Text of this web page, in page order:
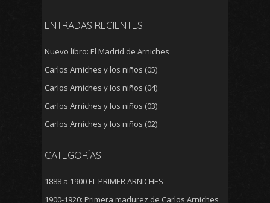
ENTRADAS RECIENTES
Nuevo libro: El Madrid de Arniches
Carlos Arniches y los niños (05)
Carlos Arniches y los niños (04)
Carlos Arniches y los niños (03)
Carlos Arniches y los niños (02)
CATEGORÍAS
1888 a 1900 EL PRIMER ARNICHES
1900-1920: Primera madurez de Carlos Arniches